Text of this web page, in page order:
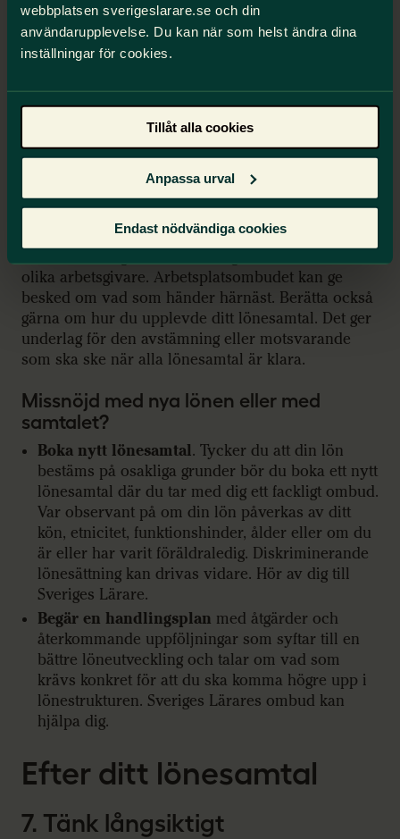
webbplatsen sverigeslarare.se och din
användarupplevelse. Du kan när som helst ändra dina
inställningar för cookies.
Tillåt alla cookies
Anpassa urval
Endast nödvändiga cookies
Är du inte nöjd med lönesamtalet behöver det
fortsätta snarast. Begär då ett fortsatt lönesamtal
eller ett annat samtal för att komma vidare på ett
Får du inte de förutsättningar ni var överens om
kan också uppdrag och mål behöva revideras. Vad
Prata med ombudet
olika arbetsgivare. Arbetsplatsombudet kan ge
besked om vad som händer härnäst. Berätta också
gärna om hur du upplevde ditt lönesamtal. Det ger
underlag för den avstämning eller motsvarande
som ska ske när alla lönesamtal är klara.
Missnöjd med nya lönen eller med
samtalet?
Boka nytt lönesamtal. Tycker du att din lön
bestäms på osakliga grunder bör du boka ett nytt
lönesamtal där du tar med dig ett fackligt ombud.
Var observant på om din lön påverkas av ditt
kön, etnicitet, funktionshinder, ålder eller om du
är eller har varit föräldraledig. Diskriminerande
lönesättning kan drivas vidare. Hör av dig till
Sveriges Lärare.
Begär en handlingsplan med åtgärder och
återkommande uppföljningar som syftar till en
bättre löneutveckling och talar om vad som
krävs konkret för att du ska komma högre upp i
lönestrukturen. Sveriges Lärares ombud kan
hjälpa dig.
Efter ditt lönesamtal
7. Tänk långsiktigt